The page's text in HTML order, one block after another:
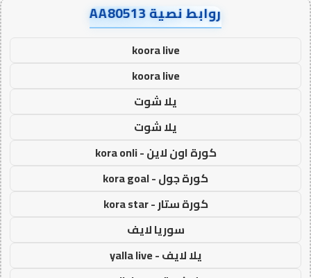
روابط نصية AA80513
koora live
koora live
يلا شوت
يلا شوت
كورة اون لاين - kora onli
كورة جول - kora goal
كورة ستار - kora star
سوريا لايف
يلا لايف - yalla live